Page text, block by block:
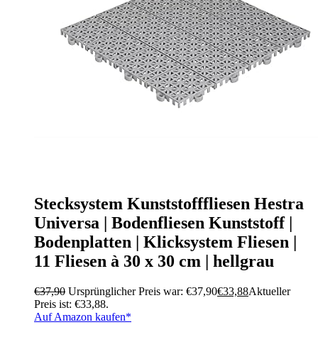
Stecksystem Kunststofffliesen Hestra
Universa | Bodenfliesen Kunststoff |
Bodenplatten | Klicksystem Fliesen |
11 Fliesen à 30 x 30 cm | hellgrau
€37,90 Ursprünglicher Preis war: €37,90€33,88Aktueller
Preis ist: €33,88.
Auf Amazon kaufen*